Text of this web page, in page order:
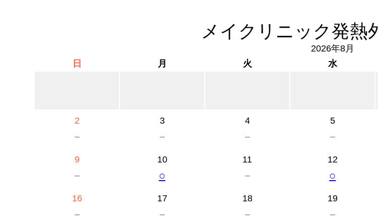
メイクリニック発熱
2026年8月
日
月 火 水
2
－
3
－
4
－
5
－
9
－
10
○
11
－
12
○
16
－
17
－
18
－
19
－